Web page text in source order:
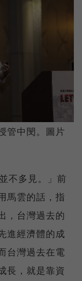
管中閔。圖片
不多見。」前
馬雲的話，指
，台灣過去的
進經濟體的成
台灣過去在電
長，就是靠資